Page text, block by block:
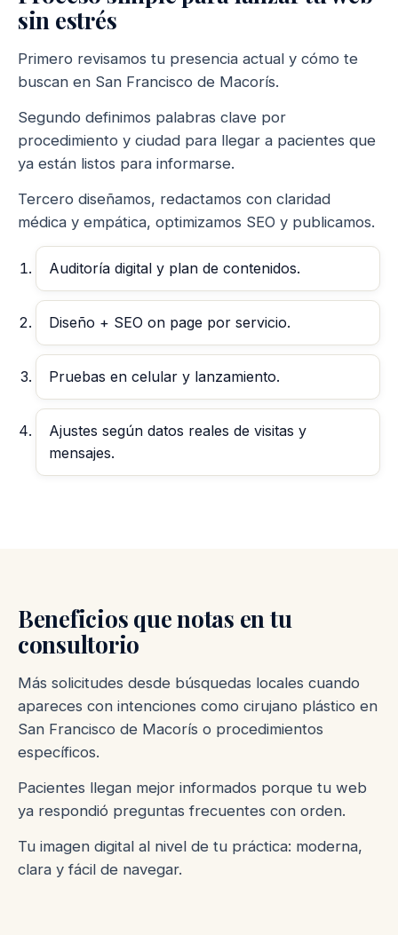
sin estrés
Primero revisamos tu presencia actual y cómo te
buscan en San Francisco de Macorís.
Segundo definimos palabras clave por
procedimiento y ciudad para llegar a pacientes que
ya están listos para informarse.
Tercero diseñamos, redactamos con claridad
médica y empática, optimizamos SEO y publicamos.
Auditoría digital y plan de contenidos.
Diseño + SEO on page por servicio.
Pruebas en celular y lanzamiento.
Ajustes según datos reales de visitas y
mensajes.
Beneficios que notas en tu
consultorio
Más solicitudes desde búsquedas locales cuando
apareces con intenciones como cirujano plástico en
San Francisco de Macorís o procedimientos
específicos.
Pacientes llegan mejor informados porque tu web
ya respondió preguntas frecuentes con orden.
Tu imagen digital al nivel de tu práctica: moderna,
clara y fácil de navegar.